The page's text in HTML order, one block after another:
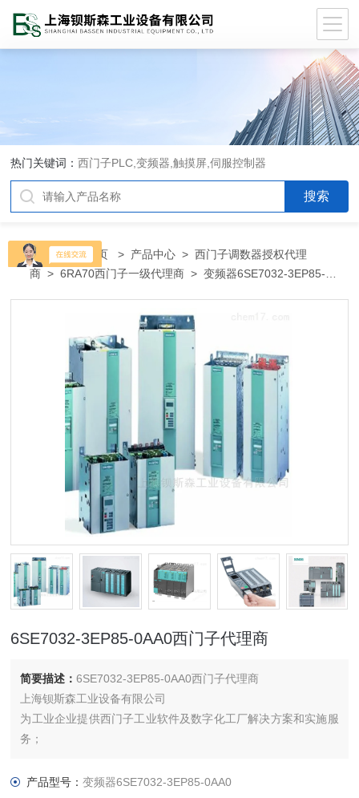
热门关键词：西门子PLC,变频器,触摸屏,伺服控制器
当前位置：首页 > 产品中心 >西门子调数器授权代理
商 >6RA70西门子一级代理商 > 变频器6SE7032-3EP85-
6SE7032-3EP85-0AA0西门子代理商
简要描述：6SE7032-3EP85-0AA0西门子代理商
上海钡斯森工业设备有限公司
为工业企业提供西门子工业软件及数字化工厂解决方案和实施服
务；
低压元器件、智能仪表等电气控制、传动 产品及高、中、低压、
产品型号：变频器6SE7032-3EP85-0AA0